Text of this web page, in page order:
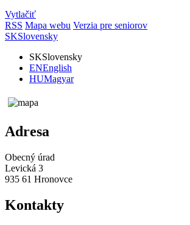
Vytlačiť
RSS Mapa webu Verzia pre seniorov
SKSlovensky
SKSlovensky
ENEnglish
HUMagyar
Adresa
Obecný úrad
Levická 3
935 61 Hronovce
Kontakty